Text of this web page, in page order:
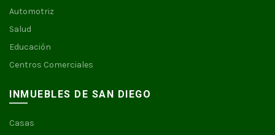
Automotriz
Salud
Educación
Centros Comerciales
INMUEBLES DE SAN DIEGO
Casas